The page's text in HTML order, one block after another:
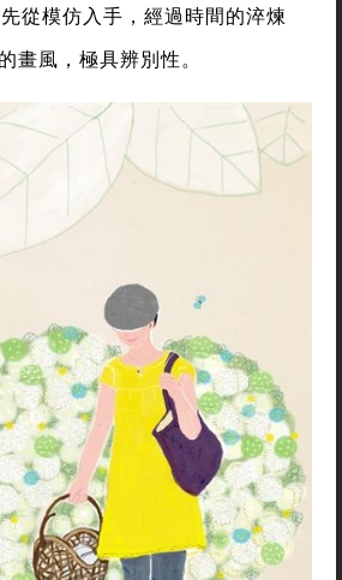
從模仿入手，經過時間的淬煉
畫風，極具辨別性。